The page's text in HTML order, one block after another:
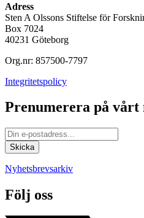
Adress
Sten A Olssons Stiftelse för
Box 7024
40231 Göteborg
Org.nr: 857500-7797
Integritetspolicy
Prenumerera på vårt
Nyhetsbrevsarkiv
Följ oss